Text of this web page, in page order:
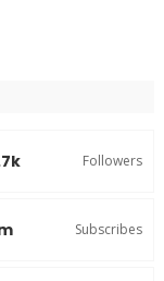
Followers
Subscribes